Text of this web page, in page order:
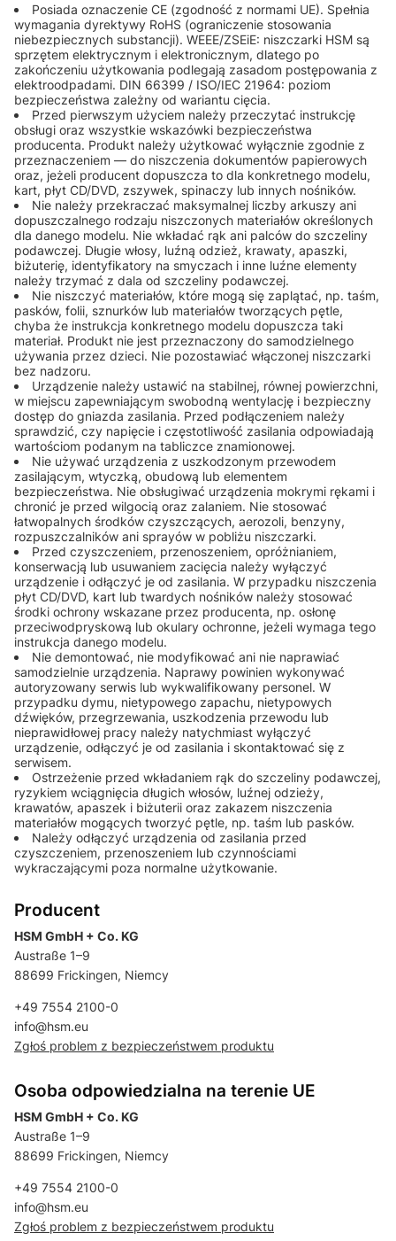
Posiada oznaczenie CE (zgodność z normami UE). Spełnia
wymagania dyrektywy RoHS (ograniczenie stosowania
niebezpiecznych substancji). WEEE/ZSEiE: niszczarki HSM są
sprzętem elektrycznym i elektronicznym, dlatego po
zakończeniu użytkowania podlegają zasadom postępowania z
elektroodpadami. DIN 66399 / ISO/IEC 21964: poziom
bezpieczeństwa zależny od wariantu cięcia.
Przed pierwszym użyciem należy przeczytać instrukcję
obsługi oraz wszystkie wskazówki bezpieczeństwa
producenta. Produkt należy użytkować wyłącznie zgodnie z
przeznaczeniem — do niszczenia dokumentów papierowych
oraz, jeżeli producent dopuszcza to dla konkretnego modelu,
kart, płyt CD/DVD, zszywek, spinaczy lub innych nośników.
Nie należy przekraczać maksymalnej liczby arkuszy ani
dopuszczalnego rodzaju niszczonych materiałów określonych
dla danego modelu. Nie wkładać rąk ani palców do szczeliny
podawczej. Długie włosy, luźną odzież, krawaty, apaszki,
biżuterię, identyfikatory na smyczach i inne luźne elementy
należy trzymać z dala od szczeliny podawczej.
Nie niszczyć materiałów, które mogą się zaplątać, np. taśm,
pasków, folii, sznurków lub materiałów tworzących pętle,
chyba że instrukcja konkretnego modelu dopuszcza taki
materiał. Produkt nie jest przeznaczony do samodzielnego
używania przez dzieci. Nie pozostawiać włączonej niszczarki
bez nadzoru.
Urządzenie należy ustawić na stabilnej, równej powierzchni,
w miejscu zapewniającym swobodną wentylację i bezpieczny
dostęp do gniazda zasilania. Przed podłączeniem należy
sprawdzić, czy napięcie i częstotliwość zasilania odpowiadają
wartościom podanym na tabliczce znamionowej.
Nie używać urządzenia z uszkodzonym przewodem
zasilającym, wtyczką, obudową lub elementem
bezpieczeństwa. Nie obsługiwać urządzenia mokrymi rękami i
chronić je przed wilgocią oraz zalaniem. Nie stosować
łatwopalnych środków czyszczących, aerozoli, benzyny,
rozpuszczalników ani sprayów w pobliżu niszczarki.
Przed czyszczeniem, przenoszeniem, opróżnianiem,
konserwacją lub usuwaniem zacięcia należy wyłączyć
urządzenie i odłączyć je od zasilania. W przypadku niszczenia
płyt CD/DVD, kart lub twardych nośników należy stosować
środki ochrony wskazane przez producenta, np. osłonę
przeciwodpryskową lub okulary ochronne, jeżeli wymaga tego
instrukcja danego modelu.
Nie demontować, nie modyfikować ani nie naprawiać
samodzielnie urządzenia. Naprawy powinien wykonywać
autoryzowany serwis lub wykwalifikowany personel. W
przypadku dymu, nietypowego zapachu, nietypowych
dźwięków, przegrzewania, uszkodzenia przewodu lub
nieprawidłowej pracy należy natychmiast wyłączyć
urządzenie, odłączyć je od zasilania i skontaktować się z
serwisem.
Ostrzeżenie przed wkładaniem rąk do szczeliny podawczej,
ryzykiem wciągnięcia długich włosów, luźnej odzieży,
krawatów, apaszek i biżuterii oraz zakazem niszczenia
materiałów mogących tworzyć pętle, np. taśm lub pasków.
Należy odłączyć urządzenia od zasilania przed
czyszczeniem, przenoszeniem lub czynnościami
wykraczającymi poza normalne użytkowanie.
Producent
HSM GmbH + Co. KG
Austraße 1–9
88699 Frickingen, Niemcy
+49 7554 2100-0
info@hsm.eu
Zgłoś problem z bezpieczeństwem produktu
Osoba odpowiedzialna na terenie UE
HSM GmbH + Co. KG
Austraße 1–9
88699 Frickingen, Niemcy
+49 7554 2100-0
info@hsm.eu
Zgłoś problem z bezpieczeństwem produktu